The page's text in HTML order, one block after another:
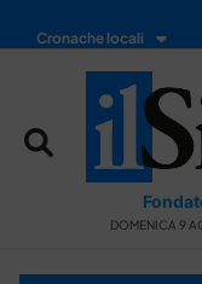
Cronache locali
DOMENICA 9